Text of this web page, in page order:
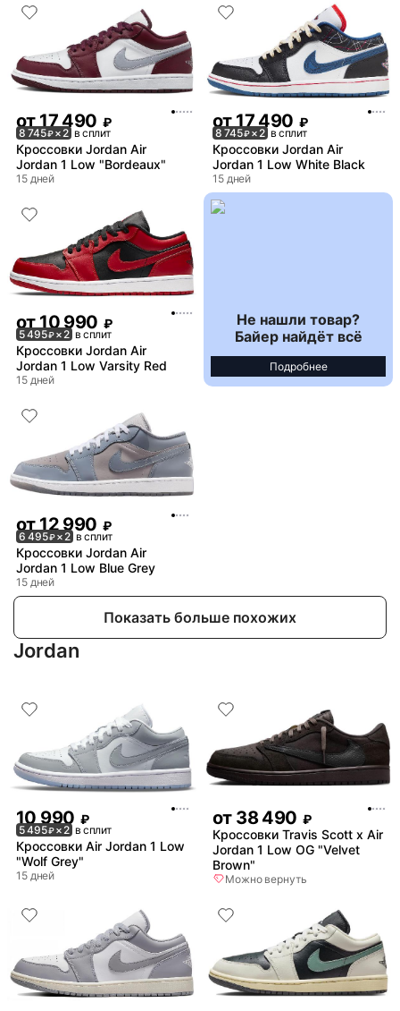
от 17 490 ₽
8 745₽× 2 в сплит
Кроссовки Jordan Air
Jordan 1 Low "Bordeaux"
15 дней
от 17 490 ₽
8 745₽× 2 в сплит
Кроссовки Jordan Air
Jordan 1 Low White Black
15 дней
от10 990 ₽
5 495₽× 2 в сплит
Кроссовки Jordan Air
Jordan 1 Low Varsity Red
15 дней
Не нашли товар?
Байер найдёт всё
Подробнее
от12 990 ₽
6 495₽× 2 в сплит
Кроссовки Jordan Air
Jordan 1 Low Blue Grey
15 дней
Показать больше похожих
Jordan
10 990 ₽
5 495₽× 2 в сплит
Кроссовки Air Jordan 1 Low
"Wolf Grey"
15 дней
от 38 490 ₽
Кроссовки Travis Scott x Air
Jordan 1 Low OG "Velvet
Brown"
Можно вернуть